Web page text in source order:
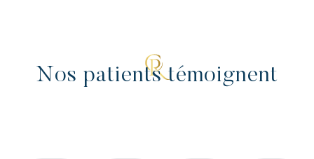
Nos patients témoignent